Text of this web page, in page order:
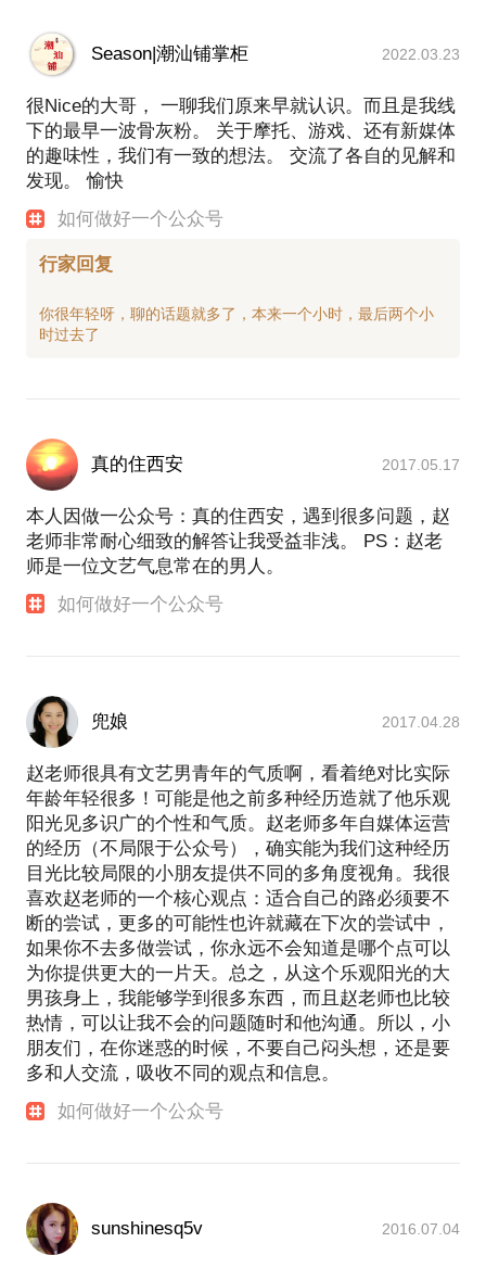
最近一篇阅读量较高的是过年前发表的这篇，总阅读
Season|潮汕铺掌柜 2022.03.23
很Nice的大哥， 一聊我们原来早就认识。而且是我线
下的最早一波骨灰粉。 关于摩托、游戏、还有新媒体
的趣味性，我们有一致的想法。 交流了各自的见解和
发现。 愉快
如何做好一个公众号
行家回复
你很年轻呀，聊的话题就多了，本来一个小时，最后两个小
真的住西安 2017.05.17
本人因做一公众号：真的住西安，遇到很多问题，赵
老师非常耐心细致的解答让我受益非浅。 PS：赵老
师是一位文艺气息常在的男人。
如何做好一个公众号
兜娘 2017.04.28
赵老师很具有文艺男青年的气质啊，看着绝对比实际
年龄年轻很多！可能是他之前多种经历造就了他乐观
阳光见多识广的个性和气质。赵老师多年自媒体运营
的经历（不局限于公众号），确实能为我们这种经历
目光比较局限的小朋友提供不同的多角度视角。我很
喜欢赵老师的一个核心观点：适合自己的路必须要不
断的尝试，更多的可能性也许就藏在下次的尝试中，
如果你不去多做尝试，你永远不会知道是哪个点可以
为你提供更大的一片天。总之，从这个乐观阳光的大
男孩身上，我能够学到很多东西，而且赵老师也比较
热情，可以让我不会的问题随时和他沟通。所以，小
朋友们，在你迷惑的时候，不要自己闷头想，还是要
多和人交流，吸收不同的观点和信息。
如何做好一个公众号
sunshinesq5v 2016.07.04